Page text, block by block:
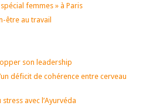
femmes » à Paris
être au travail
son leadership
déficit de cohérence entre cerveau
avec l’Ayurvéda